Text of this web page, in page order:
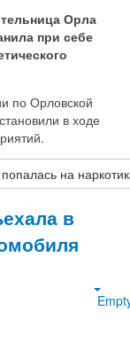
Орла
при себе
по Орловской
в ходе
на
в